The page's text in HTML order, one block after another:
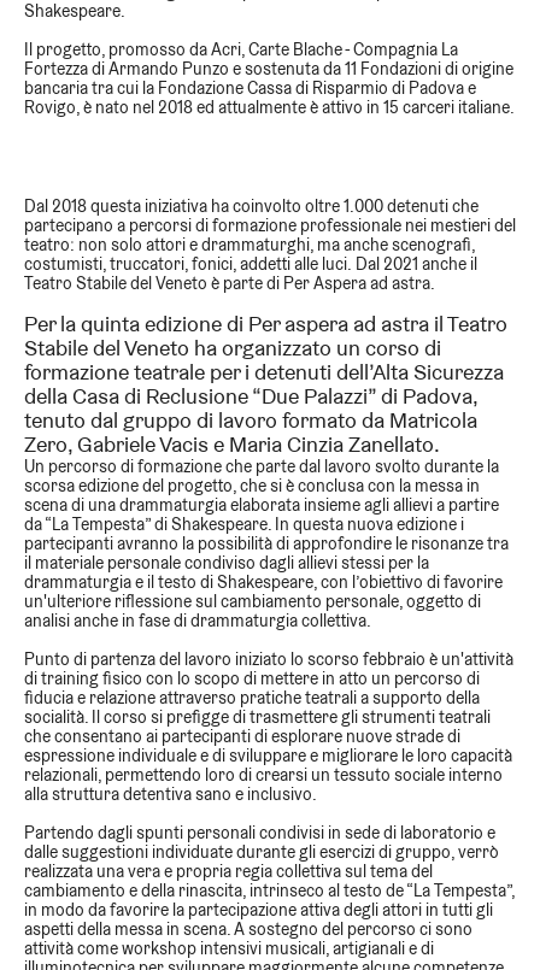
Shakespeare.
Il progetto, promosso da Acri, Carte Blache - Compagnia La
Fortezza di Armando Punzo e sostenuta da 11 Fondazioni di origine
bancaria tra cui la Fondazione Cassa di Risparmio di Padova e
Rovigo, è nato nel 2018 ed attualmente è attivo in 15 carceri italiane.
Dal 2018 questa iniziativa ha coinvolto oltre 1.000 detenuti che
partecipano a percorsi di formazione professionale nei mestieri del
teatro: non solo attori e drammaturghi, ma anche scenografi,
costumisti, truccatori, fonici, addetti alle luci. Dal 2021 anche il
Teatro Stabile del Veneto è parte di Per Aspera ad astra.
Per la quinta edizione di Per aspera ad astra il Teatro
Stabile del Veneto ha organizzato un corso di
formazione teatrale per i detenuti dell’Alta Sicurezza
della Casa di Reclusione “Due Palazzi” di Padova,
tenuto dal gruppo di lavoro formato da Matricola
Zero, Gabriele Vacis e Maria Cinzia Zanellato.
Un percorso di formazione che parte dal lavoro svolto durante la
scorsa edizione del progetto, che si è conclusa con la messa in
scena di una drammaturgia elaborata insieme agli allievi a partire
da “La Tempesta” di Shakespeare. In questa nuova edizione i
partecipanti avranno la possibilità di approfondire le risonanze tra
il materiale personale condiviso dagli allievi stessi per la
drammaturgia e il testo di Shakespeare, con l’obiettivo di favorire
un'ulteriore riflessione sul cambiamento personale, oggetto di
analisi anche in fase di drammaturgia collettiva.
Punto di partenza del lavoro iniziato lo scorso febbraio è un'attività
di training fisico con lo scopo di mettere in atto un percorso di
fiducia e relazione attraverso pratiche teatrali a supporto della
socialità. Il corso si prefigge di trasmettere gli strumenti teatrali
che consentano ai partecipanti di esplorare nuove strade di
espressione individuale e di sviluppare e migliorare le loro capacità
relazionali, permettendo loro di crearsi un tessuto sociale interno
alla struttura detentiva sano e inclusivo.
Partendo dagli spunti personali condivisi in sede di laboratorio e
dalle suggestioni individuate durante gli esercizi di gruppo, verrò
realizzata una vera e propria regia collettiva sul tema del
cambiamento e della rinascita, intrinseco al testo de “La Tempesta”,
in modo da favorire la partecipazione attiva degli attori in tutti gli
aspetti della messa in scena. A sostegno del percorso ci sono
attività come workshop intensivi musicali, artigianali e di